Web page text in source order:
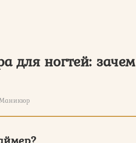
для ногтей: